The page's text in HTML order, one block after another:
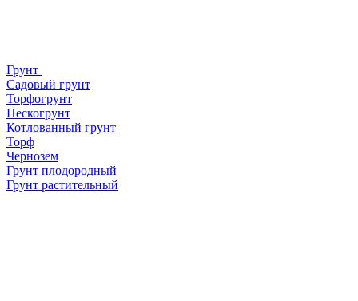
Грунт
Садовый грунт
Торфогрунт
Пескогрунт
Котлованный грунт
Торф
Чернозем
Грунт плодородный
Грунт растительный